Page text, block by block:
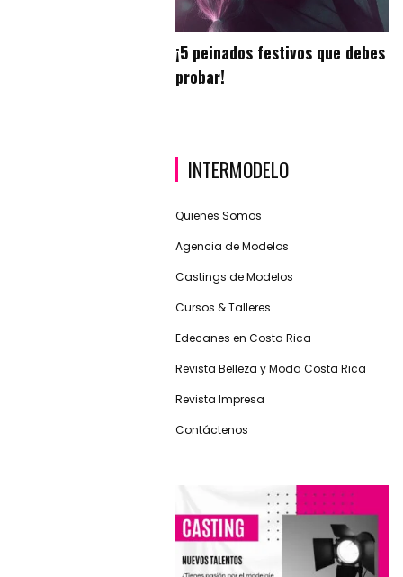
¡5 peinados festivos que debes
probar!
INTERMODELO
Quienes Somos
Agencia de Modelos
Castings de Modelos
Cursos & Talleres
Edecanes en Costa Rica
Revista Belleza y Moda Costa Rica
Revista Impresa
Contáctenos